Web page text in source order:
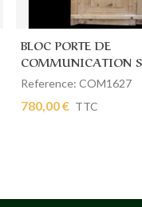
Ajouter au panier
BLOC PORTE DE
COMMUNICATION
83 X 227
Reference: COM1627
780,00 € TTC